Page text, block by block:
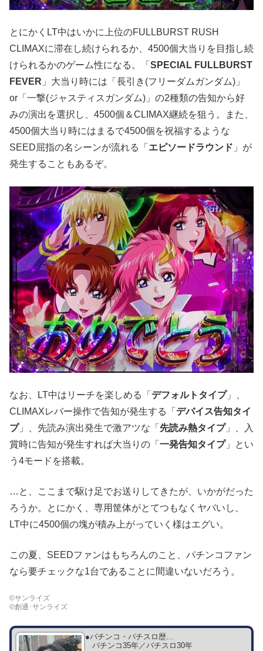
とにかくLT中はいかに上位のFULLBURST RUSH
CLIMAXに滞在し続けられるか、4500個大当りを目指し続
けられるかのゲーム性になる。「 SPECIAL FULLBURST
FEVER 」大当り時には「長引き(フリーダムガンダム)」
or「一撃(ジャスティスガンダム)」の2種類の告知から好
みの演出を選択し、4500個＆CLIMAX継続を狙う。また、
4500個大当り時にはまるで4500個を祝福するような
SEED屈指の名シーンが流れる「 エピソードラウンド 」が
発生することもあるぞ。
なお、LT中はリーチを楽しめる「 デフォルトタイプ」、
CLIMAXレバー操作で告知が発生する「 デバイス告知タイ
プ」、先読み演出発生で激アツな「 先読み熱タイプ」、入
賞時に告知が発生すれば大当りの「 一発告知タイプ」とい
う4モードを搭載。
…と、ここまで駆け足でお送りしてきたが、いかがだった
ろうか。とにかく、専用筐体がとてつもなくヤバいし、
LT中に4500個の塊が積み上がっていく様はエグい。
この夏、SEEDファンはもちろんのこと、パチンコファン
なら要チェックな1台であることに間違いないだろう。
©サンライズ
©創通･サンライズ
●パチンコ・パチスロ歴…
パチンコ35年／パチスロ30年